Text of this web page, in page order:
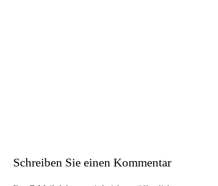
Schreiben Sie einen Kommentar